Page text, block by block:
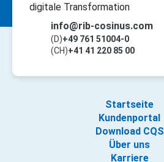
digitale Transformation
info@rib-cosinus.com
(D)+49 761 51004-0
(CH)+41 41 220 85 00
Startseite
Kundenportal
Download CQS
Über uns
Karriere